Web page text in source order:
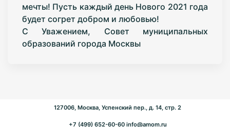
мечты! Пусть каждый день Нового 2021 года
будет согрет добром и любовью!
С Уважением, Совет муниципальных
образований города Москвы
127006, Москва, Успенский пер., д. 14, стр. 2
+7 (499) 652-60-60 info@amom.ru